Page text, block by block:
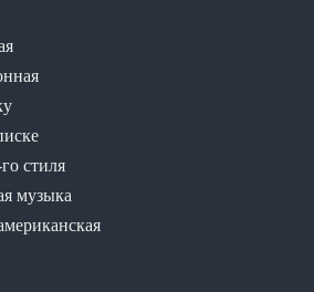
стиля
музыка